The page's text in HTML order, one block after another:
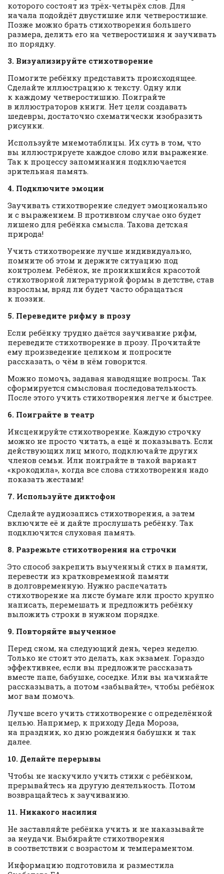
которого состоят из трёх-четырёх слов. Для
начала подойдёт двустишие или четверостишие.
Позже можно брать стихотворения большего
размера, делить его на четверостишия и заучивать
по порядку.
3. Визуализируйте стихотворение
Помогите ребёнку представить происходящее.
Сделайте иллюстрацию к тексту. Одну или
к каждому четверостишию. Поиграйте
в иллюстраторов книги. Нет цели создавать
шедевры, достаточно схематически изобразить
рисунки.
Используйте мнемотаблицы. Их суть в том, что
вы иллюстрируете каждое слово или выражение.
Так к процессу запоминания подключается
зрительная память.
4. Подключите эмоции
Заучивать стихотворение следует эмоционально
и с выражением. В противном случае оно будет
лишено для ребёнка смысла. Такова детская
природа!
Учить стихотворение лучше индивидуально,
помните об этом и держите ситуацию под
контролем. Ребёнок, не проникшийся красотой
стихотворной литературной формы в детстве, став
взрослым, вряд ли будет часто обращаться
к поэзии.
5. Переведите рифму в прозу
Если ребёнку трудно даётся заучивание рифм,
переведите стихотворение в прозу. Прочитайте
ему произведение целиком и попросите
рассказать, о чём в нём говорится.
Можно помочь, задавая наводящие вопросы. Так
сформируется смысловая последовательность.
После этого учить стихотворения легче и быстрее.
6. Поиграйте в театр
Инсценируйте стихотворение. Каждую строчку
можно не просто читать, а ещё и показывать. Если
действующих лиц много, подключайте других
членов семьи. Или поиграйте в такой вариант
«крокодила», когда все слова стихотворения надо
показать жестами!
7. Используйте диктофон
Сделайте аудиозапись стихотворения, а затем
включите её и дайте прослушать ребёнку. Так
подключится слуховая память.
8. Разрежьте стихотворения на строчки
Это способ закрепить выученный стих в памяти,
перевести из кратковременной памяти
в долговременную. Нужно распечатать
стихотворение на листе бумаге или просто крупно
написать, перемешать и предложить ребёнку
выложить строки в нужном порядке.
9. Повторяйте выученное
Перед сном, на следующий день, через неделю.
Только не стоит это делать, как экзамен. Гораздо
эффективнее, если вы предложите рассказать
вместе папе, бабушке, соседке. Или вы начинайте
рассказывать, а потом «забывайте», чтобы ребёнок
мог вам помочь.
Лучше всего учить стихотворение с определённой
целью. Например, к приходу Деда Мороза,
на праздник, ко дню рождения бабушки и так
далее.
10. Делайте перерывы
Чтобы не наскучило учить стихи с ребёнком,
прерывайтесь на другую деятельность. Потом
возвращайтесь к заучиванию.
11. Никакого насилия
Не заставляйте ребёнка учить и не наказывайте
за неудачи. Выбирайте стихотворения
в соответствии с возрастом и темпераментом.
Информацию подготовила и разместила